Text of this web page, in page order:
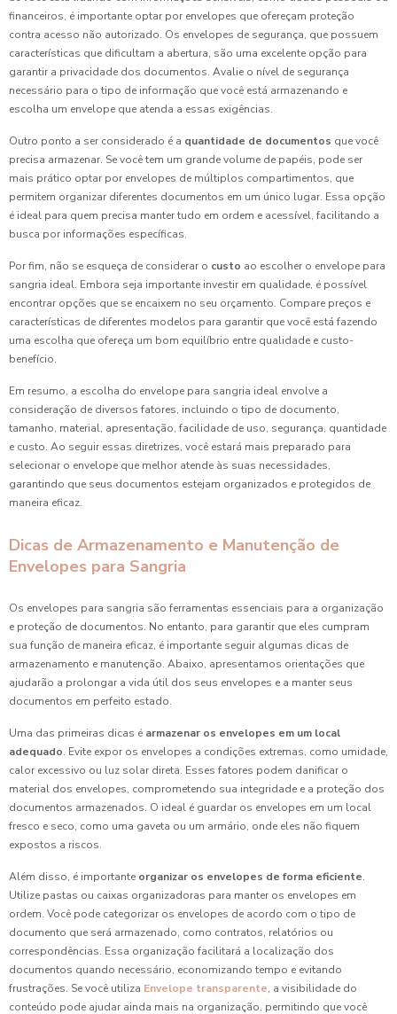
financeiros, é importante optar por envelopes que ofereçam proteção
contra acesso não autorizado. Os envelopes de segurança, que possuem
características que dificultam a abertura, são uma excelente opção para
garantir a privacidade dos documentos. Avalie o nível de segurança
necessário para o tipo de informação que você está armazenando e
escolha um envelope que atenda a essas exigências.
Outro ponto a ser considerado é a quantidade de documentos que você
precisa armazenar. Se você tem um grande volume de papéis, pode ser
mais prático optar por envelopes de múltiplos compartimentos, que
permitem organizar diferentes documentos em um único lugar. Essa opção
é ideal para quem precisa manter tudo em ordem e acessível, facilitando a
busca por informações específicas.
Por fim, não se esqueça de considerar o custo ao escolher o envelope para
sangria ideal. Embora seja importante investir em qualidade, é possível
encontrar opções que se encaixem no seu orçamento. Compare preços e
características de diferentes modelos para garantir que você está fazendo
uma escolha que ofereça um bom equilíbrio entre qualidade e custo-
benefício.
Em resumo, a escolha do envelope para sangria ideal envolve a
consideração de diversos fatores, incluindo o tipo de documento,
tamanho, material, apresentação, facilidade de uso, segurança, quantidade
e custo. Ao seguir essas diretrizes, você estará mais preparado para
selecionar o envelope que melhor atende às suas necessidades,
garantindo que seus documentos estejam organizados e protegidos de
maneira eficaz.
Dicas de Armazenamento e Manutenção de
Envelopes para Sangria
Os envelopes para sangria são ferramentas essenciais para a organização
e proteção de documentos. No entanto, para garantir que eles cumpram
sua função de maneira eficaz, é importante seguir algumas dicas de
armazenamento e manutenção. Abaixo, apresentamos orientações que
ajudarão a prolongar a vida útil dos seus envelopes e a manter seus
documentos em perfeito estado.
Uma das primeiras dicas é armazenar os envelopes em um local
adequado. Evite expor os envelopes a condições extremas, como umidade,
calor excessivo ou luz solar direta. Esses fatores podem danificar o
material dos envelopes, comprometendo sua integridade e a proteção dos
documentos armazenados. O ideal é guardar os envelopes em um local
fresco e seco, como uma gaveta ou um armário, onde eles não fiquem
expostos a riscos.
Além disso, é importante organizar os envelopes de forma eficiente.
Utilize pastas ou caixas organizadoras para manter os envelopes em
ordem. Você pode categorizar os envelopes de acordo com o tipo de
documento que será armazenado, como contratos, relatórios ou
correspondências. Essa organização facilitará a localização dos
documentos quando necessário, economizando tempo e evitando
frustrações. Se você utiliza Envelope transparente, a visibilidade do
conteúdo pode ajudar ainda mais na organização, permitindo que você